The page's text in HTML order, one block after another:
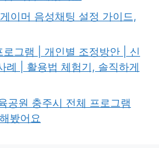
이머 음성채팅 설정 가이드,
로그램 | 개인별 조정방안 | 신
례 | 활용법 체험기, 솔직하게
공원 충주시 전체 프로그램
봤어요